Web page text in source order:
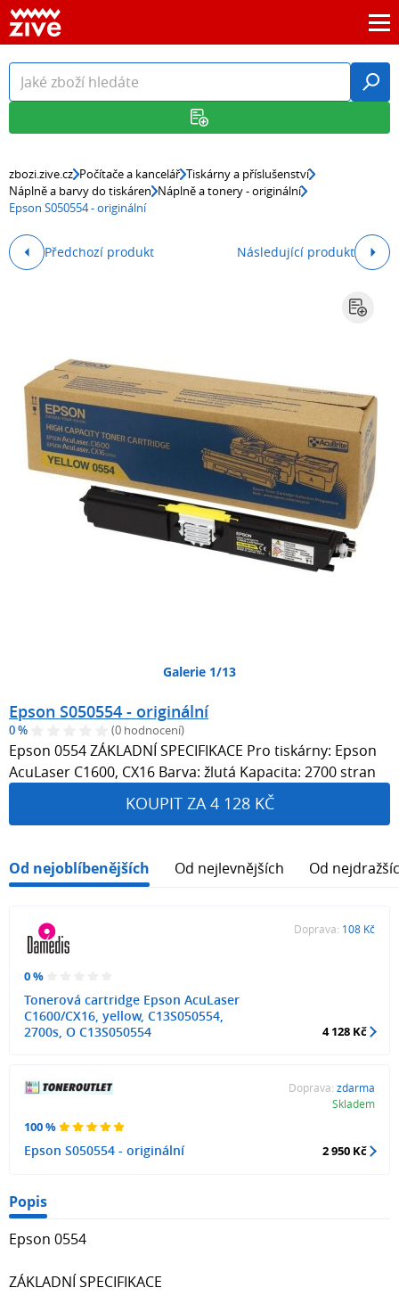
zbozi.zive.cz Počítače a kancelář Tiskárny a příslušenství
Náplně a barvy do tiskáren Náplně a tonery - originální
Epson S050554 - originální
Předchozí produkt Následující produkt
Galerie 1/13
Epson S050554 - originální
0 % (0 hodnocení)
Epson 0554 ZÁKLADNÍ SPECIFIKACE Pro tiskárny: Epson
AcuLaser C1600, CX16 Barva: žlutá Kapacita: 2700 stran
KOUPIT ZA 4 128 KČ
Od nejoblíbenějších Od nejlevnějších Od
0 %
Tonerová cartridge Epson AcuLaser
C1600/CX16, yellow, C13S050554,
2700s, O C13S050554
Doprava: 108 Kč
4 128 Kč
100 %
Epson S050554 - originální
Doprava: zdarma
Skladem
2 950 Kč
Popis
Epson 0554
ZÁKLADNÍ SPECIFIKACE